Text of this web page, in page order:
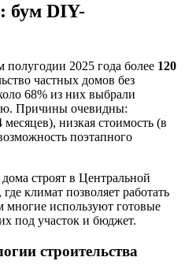
бум DIY-
2025 года более 120
частных домов без
68% из них выбрали
Причины очевидны:
низкая стоимость (в
поэтапного
строят в Центральной
климат позволяет работать
многие используют готовые
под участок и бюджет.
строительства